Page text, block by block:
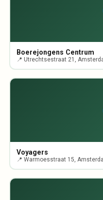
Boerejongens Centrum
📍 Utrechtsestraat 21,
Voyagers
📍 Warmoesstraat 15,